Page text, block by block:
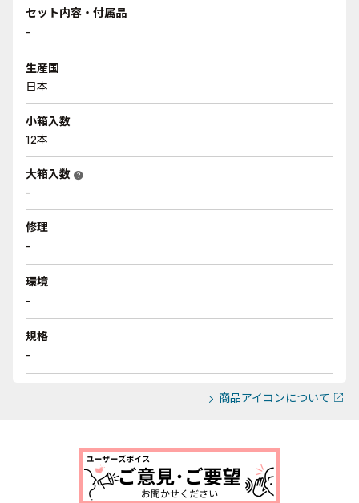
セット内容・付属品
-
生産国
日本
小箱入数
12本
大箱入数 help
-
修理
-
環境
-
規格
-
商品アイコンについて